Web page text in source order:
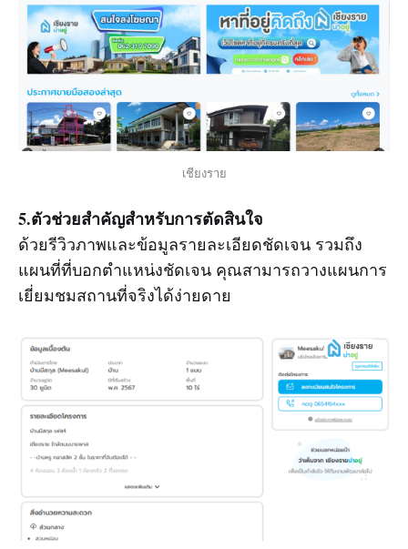
เชียงราย
5.ตัวช่วยสำคัญสำหรับการตัดสินใจ
ด้วยรีวิวภาพและข้อมูลรายละเอียดชัดเจน รวมถึง
แผนที่ที่บอกตำแหน่งชัดเจน คุณสามารถวางแผนการ
เยี่ยมชมสถานที่จริงได้ง่ายดาย